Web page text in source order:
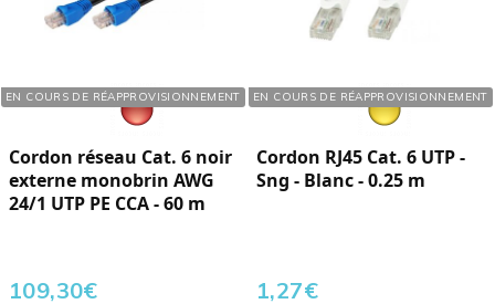
EN COURS DE RÉAPPROVISIONNEMENT
Réf. : 170249
Cordon réseau Cat. 6 noir
externe monobrin AWG
24/1 UTP PE CCA - 60 m
109,30€
EN COURS DE RÉAPPROVISIONNEMENT
Réf. : 121904
Cordon RJ45 Cat. 6 UTP -
Sng - Blanc - 0.25 m
1,27€